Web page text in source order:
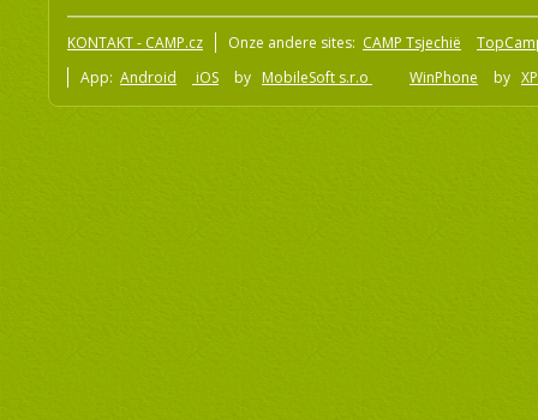
KONTAKT - CAMP.cz Onze andere sites: CAMP Tsjechië
App: Android iOS by MobileSoft s.r.o WinPhone by